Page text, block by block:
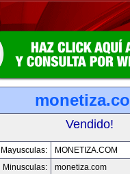
Vendido!
Mayusculas:
MONETIZA.COM
Minusculas:
monetiza.com